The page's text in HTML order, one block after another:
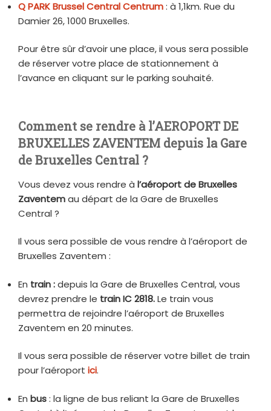
Q PARK Brussel Central Centrum: à 1,1km. Rue du
Damier 26, 1000 Bruxelles.
Pour être sûr d’avoir une place, il vous sera possible
de réserver votre place de stationnement à
l’avance en cliquant sur le parking souhaité.
Comment se rendre à l’AEROPORT DE
BRUXELLES ZAVENTEM depuis la Gare
de Bruxelles Central ?
Vous devez vous rendre à l’aéroport de Bruxelles
Zaventemau départ de la Gare de Bruxelles
Central ?
Il vous sera possible de vous rendre à l’aéroport de
Bruxelles Zaventem :
En train :depuis la Gare de Bruxelles Central, vous
devrez prendre le train IC 2818.Le train vous
permettra de rejoindre l’aéroport de Bruxelles
Zaventem en 20 minutes.
Il vous sera possible de réserver votre billet de train
pour l’aéroport ici.
En bus: la ligne de bus reliant la Gare de Bruxelles